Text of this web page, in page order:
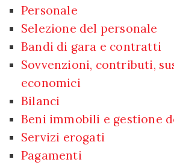
Personale
Selezione del personale
Bandi di gara e contratti
Sovvenzioni, contributi,
economici
Bilanci
Beni immobili e gestione
Servizi erogati
Pagamenti